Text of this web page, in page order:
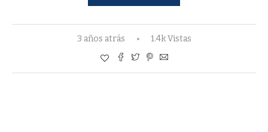
3 años atrás 1.4k Vistas